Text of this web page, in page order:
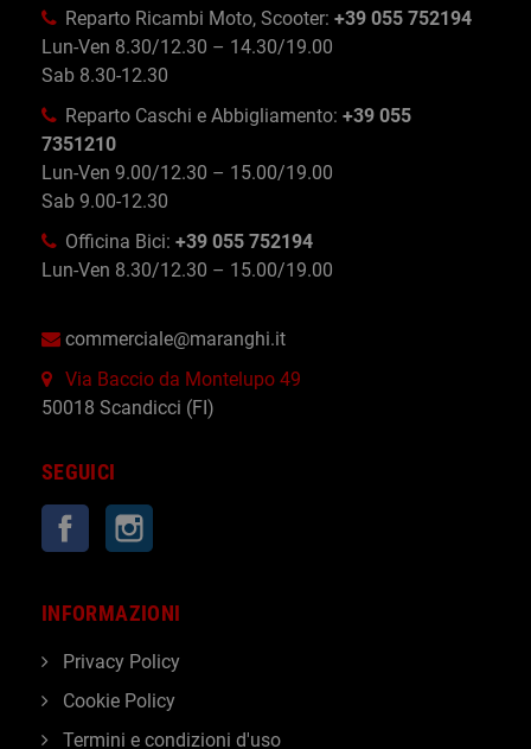
Reparto Ricambi Moto, Scooter: +39 055 752194
Lun-Ven 8.30/12.30 – 14.30/19.00
Sab 8.30-12.30
Reparto Caschi e Abbigliamento: +39 055
7351210
Lun-Ven 9.00/12.30 – 15.00/19.00
Sab 9.00-12.30
Officina Bici: +39 055 752194
Lun-Ven 8.30/12.30 – 15.00/19.00
commerciale@maranghi.it
Via Baccio da Montelupo 49
50018 Scandicci (FI)
SEGUICI
Facebook
INFORMAZIONI
Privacy Policy
Cookie Policy
Termini e condizioni d'uso